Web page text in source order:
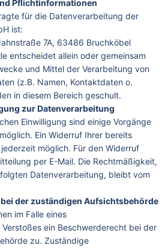
Pflichtinformationen
für die Datenverarbeitung der
ist:
7A, 63486 Bruchköbel
entscheidet allein oder gemeinsam
und Mittel der Verarbeitung von
(z.B. Namen, Kontaktdaten o.
in diesem Bereich geschult.
zur Datenverarbeitung
Einwilligung sind einige Vorgänge
Ein Widerruf Ihrer bereits
möglich. Für den Widerruf
per E-Mail. Die Rechtmäßigkeit,
Datenverarbeitung, bleibt vom
der zuständigen Aufsichtsbehörde
im Falle eines
ein Beschwerderecht bei der
zu. Zuständige